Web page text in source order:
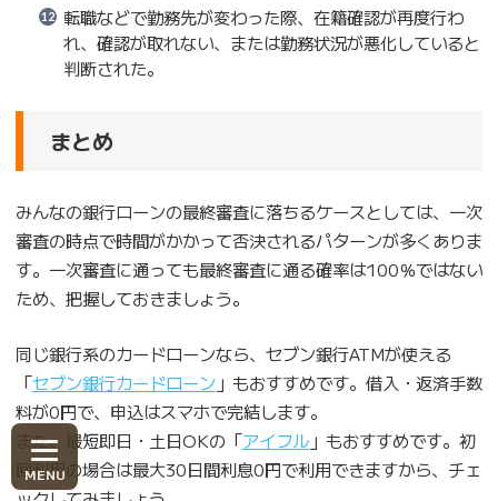
転職などで勤務先が変わった際、在籍確認が再度行わ
れ、確認が取れない、または勤務状況が悪化していると
判断された。
まとめ
みんなの銀行ローンの最終審査に落ちるケースとしては、一次
審査の時点で時間がかかって否決されるパターンが多くありま
す。一次審査に通っても最終審査に通る確率は100％ではない
ため、把握しておきましょう。
同じ銀行系のカードローンなら、セブン銀行ATMが使える
「セブン銀行カードローン 」もおすすめです。借入・返済手数
料が0円で、申込はスマホで完結します。
また、最短即日・土日OKの「アイフル」もおすすめです。初
回利用の場合は最大30日間利息0円で利用できますから、チェ